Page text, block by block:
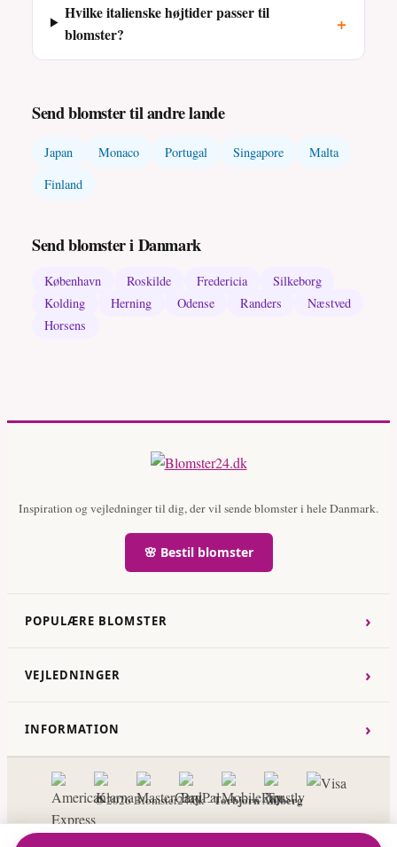
Hvilke italienske højtider passer til
blomster?
+
Send blomster til andre lande
Japan Monaco Portugal Singapore
Malta
Finland
Send blomster i Danmark
København Roskilde Fredericia
Silkeborg
Kolding
Herning Odense Randers
Næstved
Horsens
Inspiration og vejledninger til dig, der vil sende blomster i hele Danmark.
🌸 Bestil blomster
POPULÆRE BLOMSTER ›
VEJLEDNINGER ›
INFORMATION ›
© 2026 Blomster24.dk -Torbjorn Ahlberg